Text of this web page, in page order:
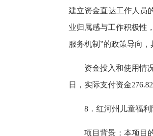
建立资金直达工作人员
业归属感与工作积极性
服务机制”的政策导向
资金投入和使用情
日，实际支付资金
8．红河州儿童福
项目背景：本项目